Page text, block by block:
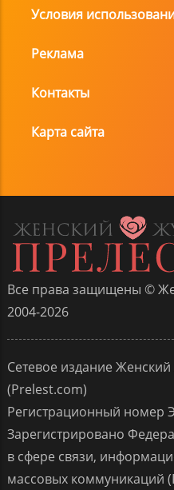
Условия
Реклама
Контакты
Карта сайта
Все права защищены ©
2004-2026
Сетевое издание
(Prelest.com)
Регистрационный номер
Зарегистрировано
в сфере связи,
массовых коммуникаций